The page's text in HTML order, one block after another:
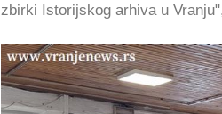
zbirki Istorijskog arhiva u